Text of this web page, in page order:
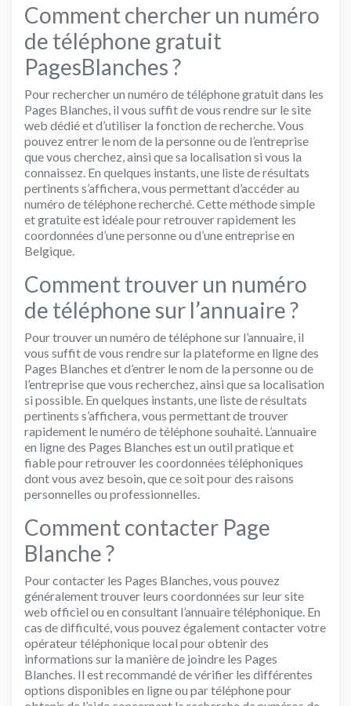
Comment chercher un numéro
de téléphone gratuit
PagesBlanches ?
Pour rechercher un numéro de téléphone gratuit dans les
Pages Blanches, il vous suffit de vous rendre sur le site
web dédié et d’utiliser la fonction de recherche. Vous
pouvez entrer le nom de la personne ou de l’entreprise
que vous cherchez, ainsi que sa localisation si vous la
connaissez. En quelques instants, une liste de résultats
pertinents s’affichera, vous permettant d’accéder au
numéro de téléphone recherché. Cette méthode simple
et gratuite est idéale pour retrouver rapidement les
coordonnées d’une personne ou d’une entreprise en
Belgique.
Comment trouver un numéro
de téléphone sur l’annuaire ?
Pour trouver un numéro de téléphone sur l’annuaire, il
vous suffit de vous rendre sur la plateforme en ligne des
Pages Blanches et d’entrer le nom de la personne ou de
l’entreprise que vous recherchez, ainsi que sa localisation
si possible. En quelques instants, une liste de résultats
pertinents s’affichera, vous permettant de trouver
rapidement le numéro de téléphone souhaité. L’annuaire
en ligne des Pages Blanches est un outil pratique et
fiable pour retrouver les coordonnées téléphoniques
dont vous avez besoin, que ce soit pour des raisons
personnelles ou professionnelles.
Comment contacter Page
Blanche ?
Pour contacter les Pages Blanches, vous pouvez
généralement trouver leurs coordonnées sur leur site
web officiel ou en consultant l’annuaire téléphonique. En
cas de difficulté, vous pouvez également contacter votre
opérateur téléphonique local pour obtenir des
informations sur la manière de joindre les Pages
Blanches. Il est recommandé de vérifier les différentes
options disponibles en ligne ou par téléphone pour